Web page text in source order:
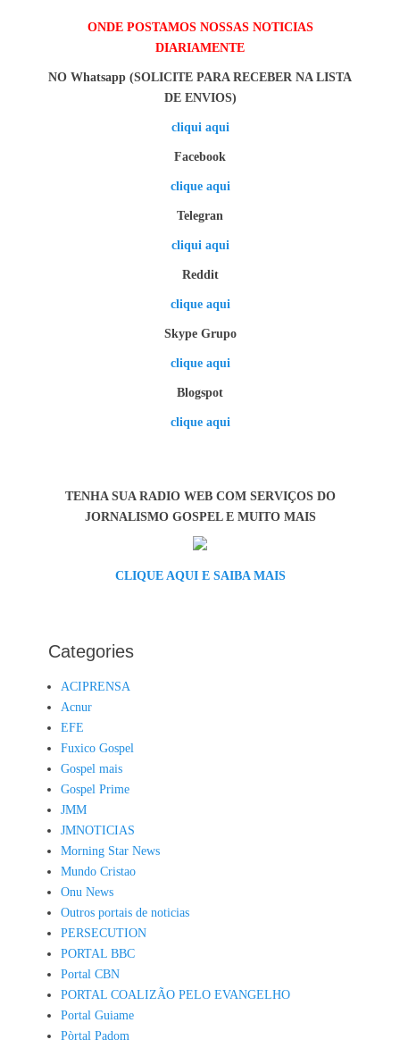
ONDE POSTAMOS NOSSAS NOTICIAS
DIARIAMENTE
NO Whatsapp (SOLICITE PARA RECEBER NA LISTA
DE ENVIOS)
cliqui aqui
Facebook
clique aqui
Telegran
cliqui aqui
Reddit
clique aqui
Skype Grupo
clique aqui
Blogspot
clique aqui
TENHA SUA RADIO WEB COM SERVIÇOS DO
JORNALISMO GOSPEL E MUITO MAIS
CLIQUE AQUI E SAIBA MAIS
Categories
ACIPRENSA
Acnur
EFE
Fuxico Gospel
Gospel mais
Gospel Prime
JMM
JMNOTICIAS
Morning Star News
Mundo Cristao
Onu News
Outros portais de noticias
PERSECUTION
PORTAL BBC
Portal CBN
PORTAL COALIZÃO PELO EVANGELHO
Portal Guiame
Pòrtal Padom